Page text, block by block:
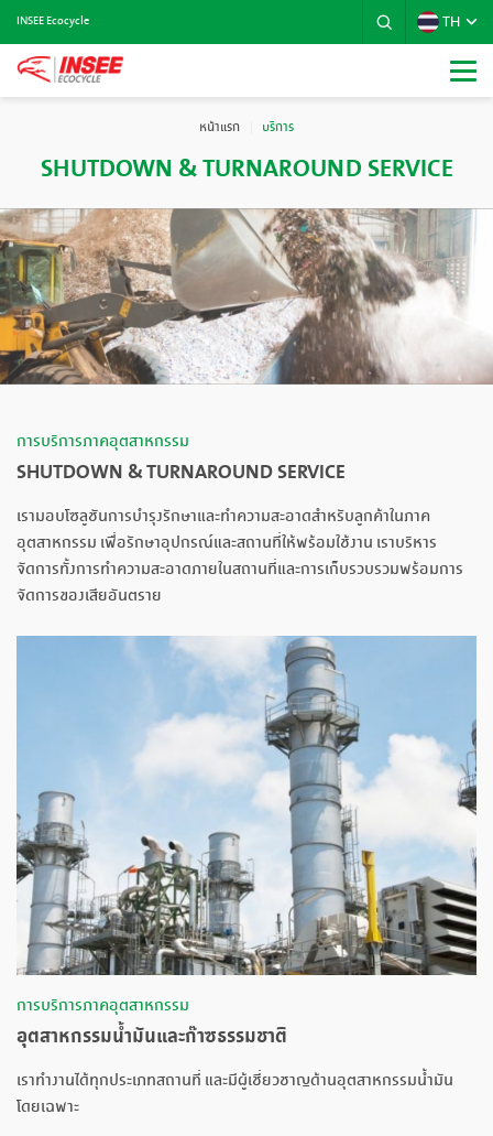
INSEE Ecocycle TH
หน้าแรก บริการ
SHUTDOWN & TURNAROUND SERVICE
การบริการภาคอุตสาหกรรม
SHUTDOWN & TURNAROUND SERVICE
เรามอบโซลูชันการบำรุงรักษาและทำความสะอาดสำหรับลูกค้าในภาค
อุตสาหกรรม เพื่อรักษาอุปกรณ์และสถานที่ให้พร้อมใช้งาน เราบริหาร
จัดการทั้งการทำความสะอาดภายในสถานที่และการเก็บรวบรวมพร้อมการ
จัดการของเสียอันตราย
การบริการภาคอุตสาหกรรม
อุตสาหกรรมน้ำมันและก๊าซธรรมชาติ
เราทำงานได้ทุกประเภทสถานที่ และมีผู้เชี่ยวชาญด้านอุตสาหกรรมน้ำมัน
โดยเฉพาะ